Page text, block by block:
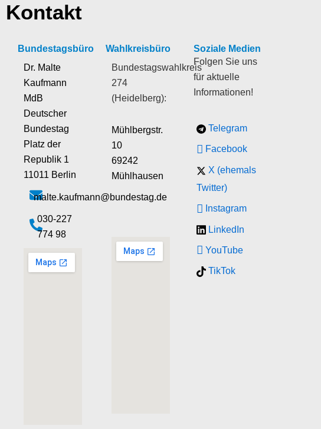
Kontakt
Bundestagsbüro
Dr. Malte
Kaufmann
MdB
Deutscher
Bundestag
Platz der
Republik 1
11011 Berlin
malte.kaufmann@bundestag.de
‭030-227
774 98‬
Wahlkreisbüro
Bundestagswahlkreis
274
(Heidelberg):
Mühlbergstr.
10
69242
Mühlhausen
Soziale Medien
Folgen Sie uns
für aktuelle
Informationen!
Telegram
Facebook
X (ehemals
Twitter)
Instagram
LinkedIn
YouTube
TikTok